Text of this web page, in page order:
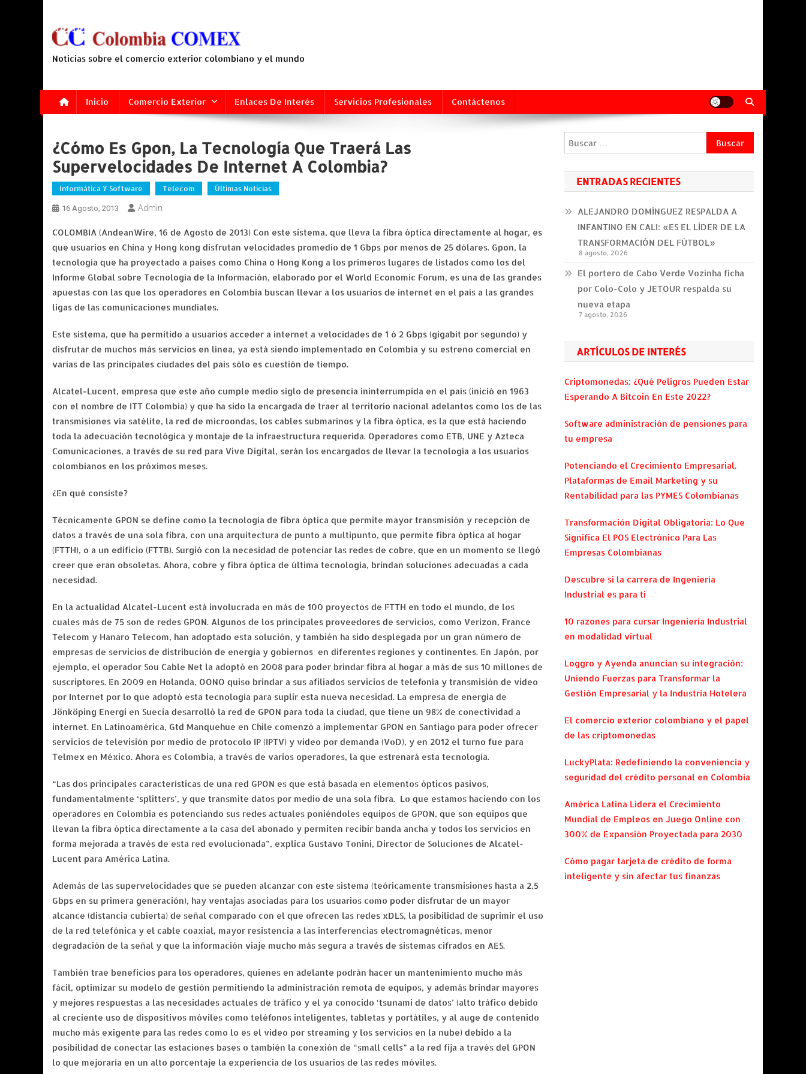
contenido
Noticias sobre el comercio exterior colombiano y el mundo
Inicio Comercio Exterior Enlaces De Interés Servicios Profesionales Contáctenos
¿Cómo Es Gpon, La Tecnología Que Traerá Las
Supervelocidades De Internet A Colombia?
Informática Y Software Telecom Últimas Noticias
16 Agosto, 2013 Admin
COLOMBIA (AndeanWire, 16 de Agosto de 2013) Con este sistema, que lleva la fibra óptica directamente al hogar, es
que usuarios en China y Hong kong disfrutan velocidades promedio de 1 Gbps por menos de 25 dólares. Gpon, la
tecnología que ha proyectado a países como China o Hong Kong a los primeros lugares de listados como los del
Informe Global sobre Tecnología de la Información, elaborado por el World Economic Forum, es una de las grandes
apuestas con las que los operadores en Colombia buscan llevar a los usuarios de internet en el país a las grandes
ligas de las comunicaciones mundiales.
Este sistema, que ha permitido a usuarios acceder a internet a velocidades de 1 ó 2 Gbps (gigabit por segundo) y
disfrutar de muchos más servicios en línea, ya está siendo implementado en Colombia y su estreno comercial en
varias de las principales ciudades del país sólo es cuestión de tiempo.
Alcatel-Lucent, empresa que este año cumple medio siglo de presencia ininterrumpida en el país (inició en 1963
con el nombre de ITT Colombia) y que ha sido la encargada de traer al territorio nacional adelantos como los de las
transmisiones vía satélite, la red de microondas, los cables submarinos y la fibra óptica, es la que está haciendo
toda la adecuación tecnológica y montaje de la infraestructura requerida. Operadores como ETB, UNE y Azteca
Comunicaciones, a través de su red para Vive Digital, serán los encargados de llevar la tecnología a los usuarios
colombianos en los próximos meses.
¿En qué consiste?
Técnicamente GPON se define como la tecnología de fibra óptica que permite mayor transmisión y recepción de
datos a través de una sola fibra, con una arquitectura de punto a multipunto, que permite fibra óptica al hogar
(FTTH), o a un edificio (FTTB). Surgió con la necesidad de potenciar las redes de cobre, que en un momento se llegó
creer que eran obsoletas. Ahora, cobre y fibra óptica de última tecnología, brindan soluciones adecuadas a cada
necesidad.
En la actualidad Alcatel-Lucent está involucrada en más de 100 proyectos de FTTH en todo el mundo, de los
cuales más de 75 son de redes GPON. Algunos de los principales proveedores de servicios, como Verizon, France
Telecom y Hanaro Telecom, han adoptado esta solución, y también ha sido desplegada por un gran número de
empresas de servicios de distribución de energía y gobiernos en diferentes regiones y continentes. En Japón, por
ejemplo, el operador Sou Cable Net la adoptó en 2008 para poder brindar fibra al hogar a más de sus 10 millones de
suscriptores. En 2009 en Holanda, OONO quiso brindar a sus afiliados servicios de telefonía y transmisión de video
por Internet por lo que adoptó esta tecnología para suplir esta nueva necesidad. La empresa de energía de
Jönköping Energi en Suecia desarrolló la red de GPON para toda la ciudad, que tiene un 98% de conectividad a
internet. En Latinoamérica, Gtd Manquehue en Chile comenzó a implementar GPON en Santiago para poder ofrecer
servicios de televisión por medio de protocolo IP (IPTV) y video por demanda (VoD), y en 2012 el turno fue para
Telmex en México. Ahora es Colombia, a través de varios operadores, la que estrenará esta tecnología.
“Las dos principales características de una red GPON es que está basada en elementos ópticos pasivos,
fundamentalmente ‘splitters’, y que transmite datos por medio de una sola fibra. Lo que estamos haciendo con los
operadores en Colombia es potenciando sus redes actuales poniéndoles equipos de GPON, que son equipos que
llevan la fibra óptica directamente a la casa del abonado y permiten recibir banda ancha y todos los servicios en
forma mejorada a través de esta red evolucionada”, explica Gustavo Tonini, Director de Soluciones de Alcatel-
Lucent para América Latina.
Además de las supervelocidades que se pueden alcanzar con este sistema (teóricamente transmisiones hasta a 2,5
Gbps en su primera generación), hay ventajas asociadas para los usuarios como poder disfrutar de un mayor
alcance (distancia cubierta) de señal comparado con el que ofrecen las redes xDLS, la posibilidad de suprimir el uso
de la red telefónica y el cable coaxial, mayor resistencia a las interferencias electromagnéticas, menor
degradación de la señal y que la información viaje mucho más segura a través de sistemas cifrados en AES.
También trae beneficios para los operadores, quienes en adelante podrán hacer un mantenimiento mucho más
fácil, optimizar su modelo de gestión permitiendo la administración remota de equipos, y además brindar mayores
y mejores respuestas a las necesidades actuales de tráfico y el ya conocido ‘tsunami de datos’ (alto tráfico debido
al creciente uso de dispositivos móviles como teléfonos inteligentes, tabletas y portátiles, y al auge de contenido
mucho más exigente para las redes como lo es el video por streaming y los servicios en la nube) debido a la
posibilidad de conectar las estaciones bases o también la conexión de “small cells” a la red fija a través del GPON
lo que mejoraría en un alto porcentaje la experiencia de los usuarios de las redes móviles.
Buscar:
ENTRADAS RECIENTES
ALEJANDRO DOMÍNGUEZ RESPALDA A
INFANTINO EN CALI: «ES EL LÍDER DE LA
TRANSFORMACIÓN DEL FÚTBOL»
8 agosto, 2026
El portero de Cabo Verde Vozinha ficha
por Colo-Colo y JETOUR respalda su
nueva etapa
7 agosto, 2026
ARTÍCULOS DE INTERÉS
Criptomonedas: ¿Qué Peligros Pueden Estar
Esperando A Bitcoin En Este 2022?
Software administración de pensiones para
tu empresa
Potenciando el Crecimiento Empresarial.
Plataformas de Email Marketing y su
Rentabilidad para las PYMES Colombianas
Transformación Digital Obligatoria: Lo Que
Significa El POS Electrónico Para Las
Empresas Colombianas
Descubre si la carrera de Ingeniería
Industrial es para ti
10 razones para cursar Ingeniería Industrial
en modalidad virtual
Loggro y Ayenda anuncian su integración:
Uniendo Fuerzas para Transformar la
Gestión Empresarial y la Industria Hotelera
El comercio exterior colombiano y el papel
de las criptomonedas
LuckyPlata: Redefiniendo la conveniencia y
seguridad del crédito personal en Colombia
América Latina Lidera el Crecimiento
Mundial de Empleos en Juego Online con
300% de Expansión Proyectada para 2030
Cómo pagar tarjeta de crédito de forma
inteligente y sin afectar tus finanzas